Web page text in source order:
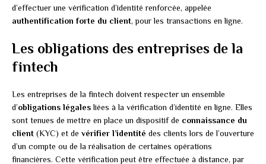
d’effectuer une vérification d’identité renforcée, appelée
authentification forte du client, pour les transactions en ligne.
Les obligations des entreprises de la
fintech
Les entreprises de la fintech doivent respecter un ensemble
d’obligations légalesliées à la vérification d’identité en ligne. Elles
sont tenues de mettre en place un dispositif de connaissance du
client (KYC) et de vérifier l’identité des clients lors de l’ouverture
d’un compte ou de la réalisation de certaines opérations
financières. Cette vérification peut être effectuée à distance, par